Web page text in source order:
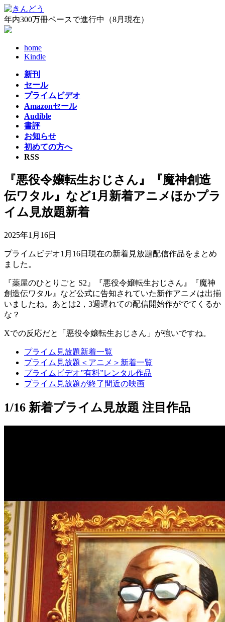
コ
ン
テ
ナ
ビ
ゲ
年内300万冊ペースで進行中（8月現在）
home
Kindle
新刊
セール
プライムビデオ
Amazonセール
Audible
書評
お知らせ
初めての方へ
RSS
『悪役令嬢転生おじさん』『魔神創造
伝ワタル』など1月新着アニメほかプラ
イム見放題新着
2025年1月16日
プライムビデオ1月16日現在の新着見放題配信作品をまとめ
ました。
『薬屋のひとりごと S2』『悪役令嬢転生おじさん』『魔神
創造伝ワタル』など公式に告知されていた新作アニメは出揃
いましたね。あとは2，3週遅れての配信開始作がでてくるか
な？
Xでの反応だと「悪役令嬢転生おじさん」が強いですね。
プライム見放題新着一覧
プライム見放題＜アニメ＞新着一覧
プライムビデオ”有料”レンタル作品
プライム見放題が終了間近の映画
1/16 新着プライム見放題 注目作品